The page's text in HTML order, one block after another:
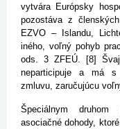
vytvára Európsky
pozostáva z
EZVO – Islandu,
iného, voľný pohyb
ods. 3 ZFEÚ. [8]
neparticipuje a má s
zmluvu, zaručujúcu
Špeciálnym druhom
asociačné dohody,